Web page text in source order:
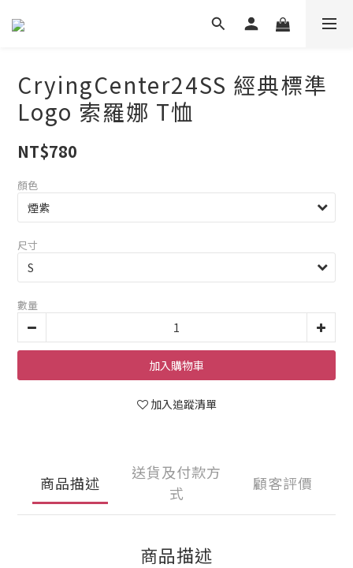
CryingCenter24SS 經典標準
Logo 索羅娜 T恤
NT$780
顏色
尺寸
數量
加入購物車
加入追蹤清單
商品描述
送貨及付款方
式
顧客評價
商品描述